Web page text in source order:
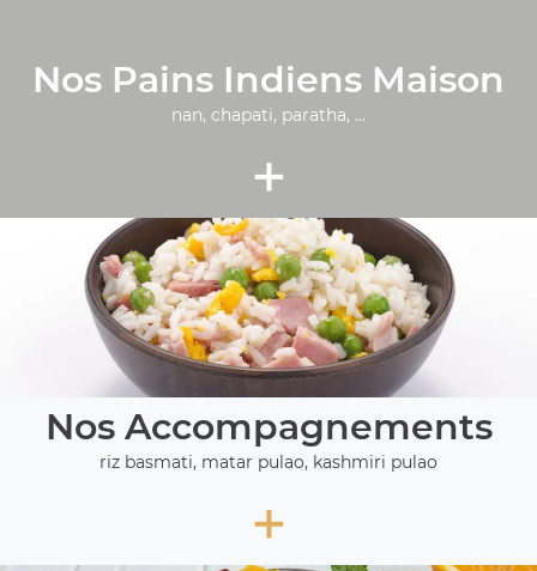
Nos Pains Indiens Maison
nan, chapati, paratha, ...
+
Nos Accompagnements
riz basmati, matar pulao, kashmiri pulao
+